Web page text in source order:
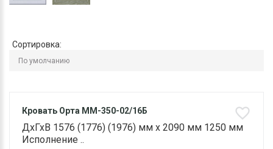
Сортировка:
Кровать Орта ММ-350-02/16Б
ДхГхВ 1576 (1776) (1976) мм х 2090 мм 1250 мм
Исполнение ..